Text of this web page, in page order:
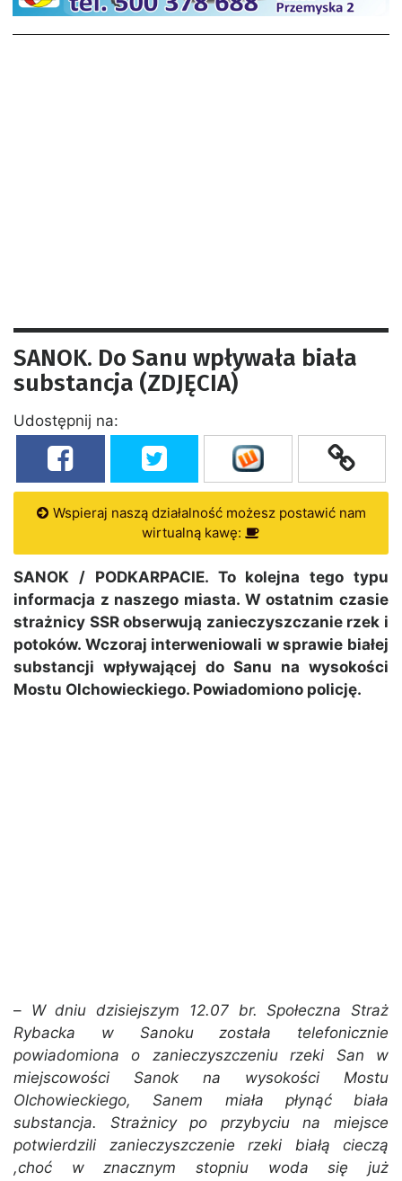
SANOK. Do Sanu wpływała biała
substancja (ZDJĘCIA)
Udostępnij na:
Wspieraj naszą działalność możesz postawić nam
wirtualną kawę:
SANOK / PODKARPACIE. To kolejna tego typu
informacja z naszego miasta. W ostatnim czasie
strażnicy SSR obserwują zanieczyszczanie rzek i
potoków. Wczoraj interweniowali w sprawie białej
substancji wpływającej do Sanu na wysokości
Mostu Olchowieckiego. Powiadomiono policję.
– W dniu dzisiejszym 12.07 br. Społeczna Straż
Rybacka w Sanoku została telefonicznie
powiadomiona o zanieczyszczeniu rzeki San w
miejscowości Sanok na wysokości Mostu
Olchowieckiego, Sanem miała płynąć biała
substancja. Strażnicy po przybyciu na miejsce
potwierdzili zanieczyszczenie rzeki białą cieczą
,choć w znacznym stopniu woda się już